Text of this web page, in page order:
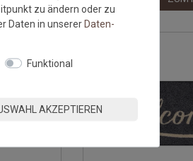
NEU
zu ändern oder zu
Daten in unsererDaten­
Funktional
AKZEPTIEREN